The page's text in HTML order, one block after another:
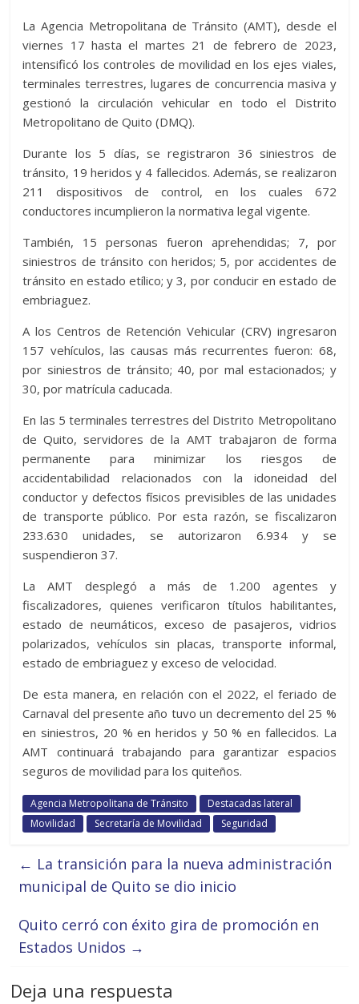
La Agencia Metropolitana de Tránsito (AMT), desde el
viernes 17 hasta el martes 21 de febrero de 2023,
intensificó los controles de movilidad en los ejes viales,
terminales terrestres, lugares de concurrencia masiva y
gestionó la circulación vehicular en todo el Distrito
Metropolitano de Quito (DMQ).
Durante los 5 días, se registraron 36 siniestros de
tránsito, 19 heridos y 4 fallecidos. Además, se realizaron
211 dispositivos de control, en los cuales 672
conductores incumplieron la normativa legal vigente.
También, 15 personas fueron aprehendidas; 7, por
siniestros de tránsito con heridos; 5, por accidentes de
tránsito en estado etílico; y 3, por conducir en estado de
embriaguez.
A los Centros de Retención Vehicular (CRV) ingresaron
157 vehículos, las causas más recurrentes fueron: 68,
por siniestros de tránsito; 40, por mal estacionados; y
30, por matrícula caducada.
En las 5 terminales terrestres del Distrito Metropolitano
de Quito, servidores de la AMT trabajaron de forma
permanente para minimizar los riesgos de
accidentabilidad relacionados con la idoneidad del
conductor y defectos físicos previsibles de las unidades
de transporte público. Por esta razón, se fiscalizaron
233.630 unidades, se autorizaron 6.934 y se
suspendieron 37.
La AMT desplegó a más de 1.200 agentes y
fiscalizadores, quienes verificaron títulos habilitantes,
estado de neumáticos, exceso de pasajeros, vidrios
polarizados, vehículos sin placas, transporte informal,
estado de embriaguez y exceso de velocidad.
De esta manera, en relación con el 2022, el feriado de
Carnaval del presente año tuvo un decremento del 25 %
en siniestros, 20 % en heridos y 50 % en fallecidos. La
AMT continuará trabajando para garantizar espacios
seguros de movilidad para los quiteños.
Agencia Metropolitana de Tránsito
Destacadas lateral
Movilidad
Secretaría de Movilidad Seguridad
← La transición para la nueva administración
municipal de Quito se dio inicio
Quito cerró con éxito gira de promoción en
Estados Unidos →
Deja una respuesta